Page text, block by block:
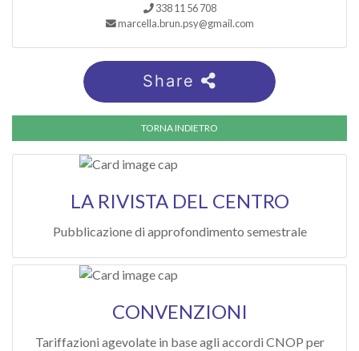
338 11 56 708
marcella.brun.psy@gmail.com
Share
LA RIVISTA DEL CENTRO
Pubblicazione di approfondimento semestrale
CONVENZIONI
Tariffazioni agevolate in base agli accordi CNOP per